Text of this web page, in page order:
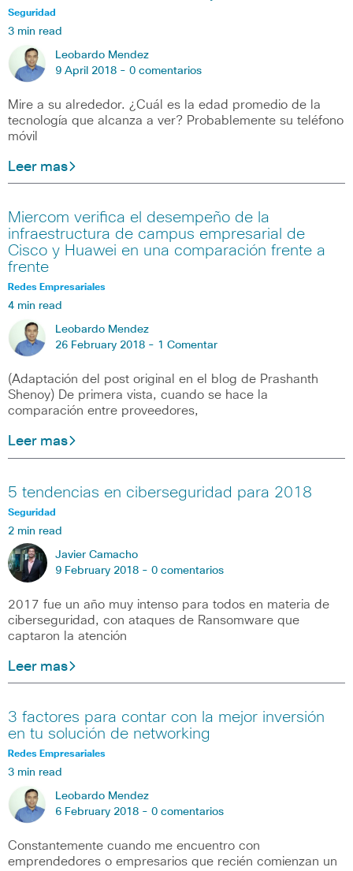
Seguridad
3 min read
Leobardo Mendez
9 April 2018 - 0 comentarios
Mire a su alrededor. ¿Cuál es la edad promedio de la
tecnología que alcanza a ver? Probablemente su teléfono
móvil
Leer mas
Miercom verifica el desempeño de la
infraestructura de campus empresarial de
Cisco y Huawei en una comparación frente a
frente
Redes Empresariales
4 min read
Leobardo Mendez
26 February 2018 - 1 Comentar
(Adaptación del post original en el blog de Prashanth
Shenoy) De primera vista, cuando se hace la
comparación entre proveedores,
Leer mas
5 tendencias en ciberseguridad para 2018
Seguridad
2 min read
Javier Camacho
9 February 2018 - 0 comentarios
2017 fue un año muy intenso para todos en materia de
ciberseguridad, con ataques de Ransomware que
captaron la atención
Leer mas
3 factores para contar con la mejor inversión
en tu solución de networking
Redes Empresariales
3 min read
Leobardo Mendez
6 February 2018 - 0 comentarios
Constantemente cuando me encuentro con
emprendedores o empresarios que recién comienzan un